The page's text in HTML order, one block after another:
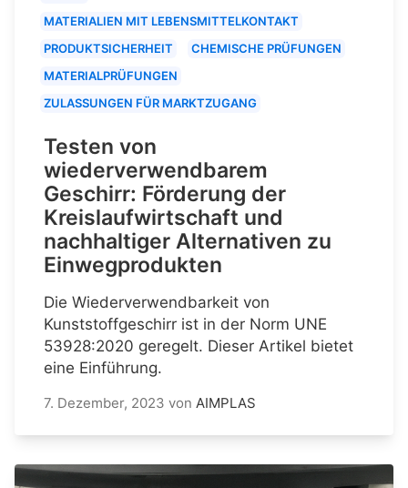
MATERIALIEN MIT LEBENSMITTELKONTAKT
PRODUKTSICHERHEIT
CHEMISCHE PRÜFUNGEN
MATERIALPRÜFUNGEN
ZULASSUNGEN FÜR MARKTZUGANG
Testen von
wiederverwendbarem
Geschirr: Förderung der
Kreislaufwirtschaft und
nachhaltiger Alternativen zu
Einwegprodukten
Die Wiederverwendbarkeit von
Kunststoffgeschirr ist in der Norm UNE
53928:2020 geregelt. Dieser Artikel bietet
eine Einführung.
7. Dezember, 2023 von AIMPLAS